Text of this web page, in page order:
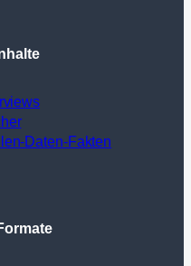
Daten-Fakten